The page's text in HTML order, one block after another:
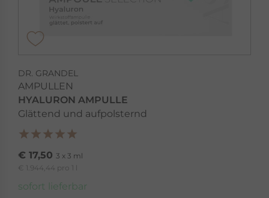
DR. GRANDEL
AMPULLEN
HYALURON AMPULLE
Glättend und aufpolsternd
€ 17,50 3 x 3 ml
€ 1.944,44 pro 1 l
sofort lieferbar